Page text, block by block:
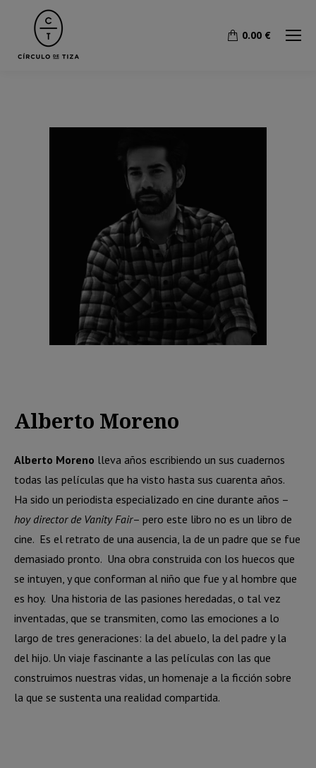
0.00 €
Alberto Moreno
Alberto Moreno lleva años escribiendo un sus cuadernos
todas las películas que ha visto hasta sus cuarenta años.
Ha sido un periodista especializado en cine durante años –
hoy director de Vanity Fair– pero este libro no es un libro de
cine. Es el retrato de una ausencia, la de un padre que se fue
demasiado pronto. Una obra construida con los huecos que
se intuyen, y que conforman al niño que fue y al hombre que
es hoy. Una historia de las pasiones heredadas, o tal vez
inventadas, que se transmiten, como las emociones a lo
largo de tres generaciones: la del abuelo, la del padre y la
del hijo. Un viaje fascinante a las películas con las que
construimos nuestras vidas, un homenaje a la ficción sobre
la que se sustenta una realidad compartida.